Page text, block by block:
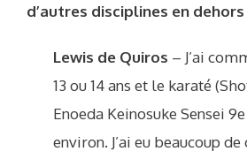
d’autres disciplines en
Lewis de Quiros – J’ai
13 ou 14 ans et le karaté
Enoeda Keinosuke Sensei 9e
environ. J’ai eu beaucoup